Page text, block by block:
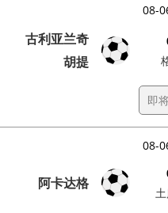
08-
古利亚兰奇
胡提
即
08-
阿卡达格